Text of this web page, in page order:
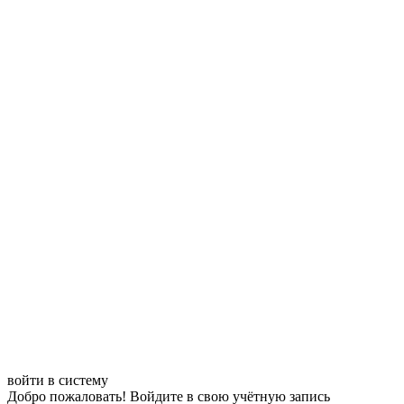
войти в систему
Добро пожаловать! Войдите в свою учётную запись